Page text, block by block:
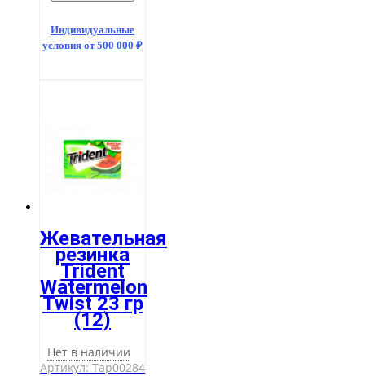
Индивидуальные
условия от 500 000 ₽
Жевательная
резинка
Trident
Watermelon
Twist 23 гр
(12)
Нет в наличии
Артикул: Тар00284